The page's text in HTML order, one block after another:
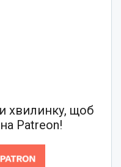
хвилинку, щоб
Patreon!